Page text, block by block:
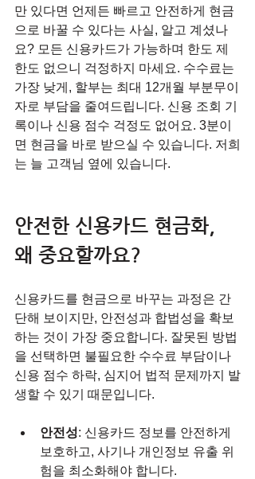
만 있다면 언제든 빠르고 안전하게 현금
으로 바꿀 수 있다는 사실, 알고 계셨나
요? 모든 신용카드가 가능하며 한도 제
한도 없으니 걱정하지 마세요. 수수료는
가장 낮게, 할부는 최대 12개월 부분무이
자로 부담을 줄여드립니다. 신용 조회 기
록이나 신용 점수 걱정도 없어요. 3분이
면 현금을 바로 받으실 수 있습니다. 저희
는 늘 고객님 옆에 있습니다.
안전한 신용카드 현금화,
왜 중요할까요?
신용카드를 현금으로 바꾸는 과정은 간
단해 보이지만, 안전성과 합법성을 확보
하는 것이 가장 중요합니다. 잘못된 방법
을 선택하면 불필요한 수수료 부담이나
신용 점수 하락, 심지어 법적 문제까지 발
생할 수 있기 때문입니다.
안전성: 신용카드 정보를 안전하게
보호하고, 사기나 개인정보 유출 위
험을 최소화해야 합니다.